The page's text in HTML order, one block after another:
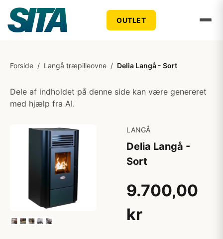
OUTLET
Forside / Langå træpilleovne / Delia Langå - Sort
Dele af indholdet på denne side kan være genereret
med hjælp fra AI.
LANGÅ
Delia Langå -
Sort
9.700,00
kr